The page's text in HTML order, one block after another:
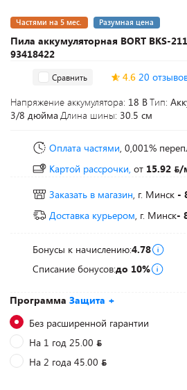
Пила аккумуляторная BORT BKS-
93418422
Частями на 5 мес. Разумная цена
Программа Защита +
Без расширенной гарантии
На 1 год 25.00
На 2 года 45.00
Сравнить 4.6 20
Напряжение аккумулятора: 18 ВТип:
3/8 дюймаДлина шины: 30.5 см
Оплата частями, 0,001%
Картой рассрочки, от 15.92
/
Заказать в магазин, г. Минск -
Доставка курьером, г. Минск-
Бонусы к начислению:4.78
Списание бонусов:до 10%